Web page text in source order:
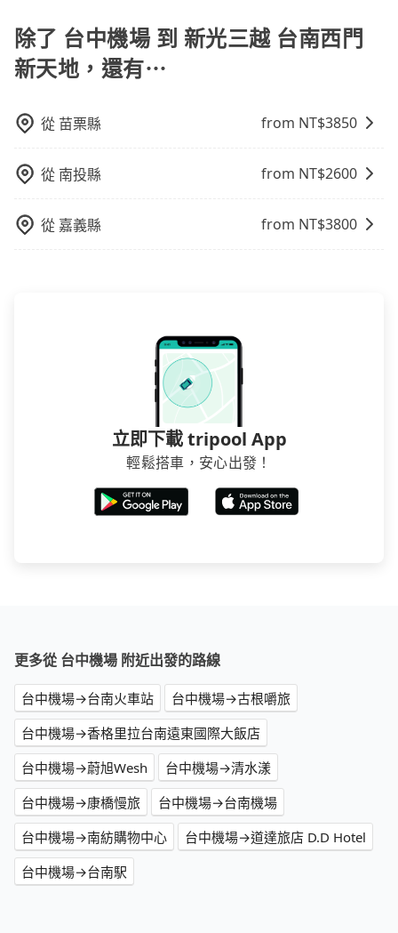
即可直接折扣抵扣訂單費用。
除了 台中機場 到 新光三越 台南西門
新天地，還有⋯
從 苗栗縣 from NT$3850
從 南投縣 from NT$2600
從 嘉義縣 from NT$3800
立即下載 tripool App
輕鬆搭車，安心出發！
更多從 台中機場 附近出發的路線
台中機場→台南火車站
台中機場→古根嚼旅
台中機場→香格里拉台南遠東國際大飯店
台中機場→蔚旭Wesh
台中機場→清水漾
台中機場→康橋慢旅
台中機場→台南機場
台中機場→南紡購物中心
台中機場→道達旅店 D.D Hotel
台中機場→台南駅